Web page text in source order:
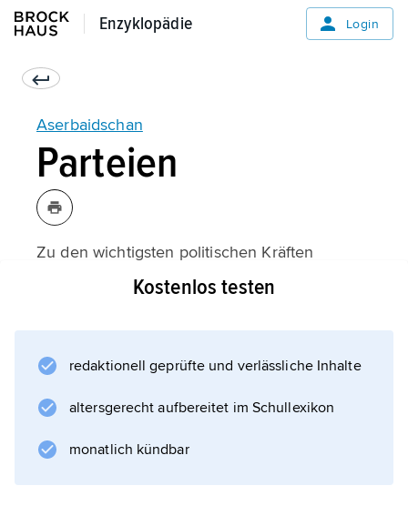
Enzyklopädie
Enzyklopädie Login
Aserbaidschan
Parteien
Zu den wichtigsten politischen Kräften
gehören die Partei »Neues Aserbaidschan«
die in mehrere Splittergruppen gespaltene
Volksfront-Partei Aserbaidschans (AXCP;
(AVP; gegründet 1990).
Kostenlos testen
redaktionell geprüfte und verlässliche Inhalte
altersgerecht aufbereitet im Schullexikon
monatlich kündbar